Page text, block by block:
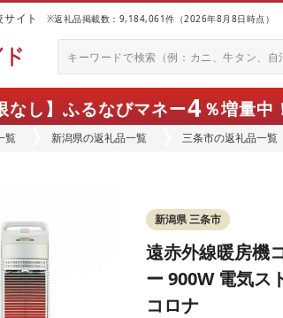
イト ※返礼品掲載数：9,184,061件（2026年8月8日時点）
なし】ふるなびマネー4％増量中
覧 新潟県の返礼品一覧 三条市の返礼品一覧
新潟県 三条市
遠赤外線暖房機
ー 900W 電気ス
コロナ